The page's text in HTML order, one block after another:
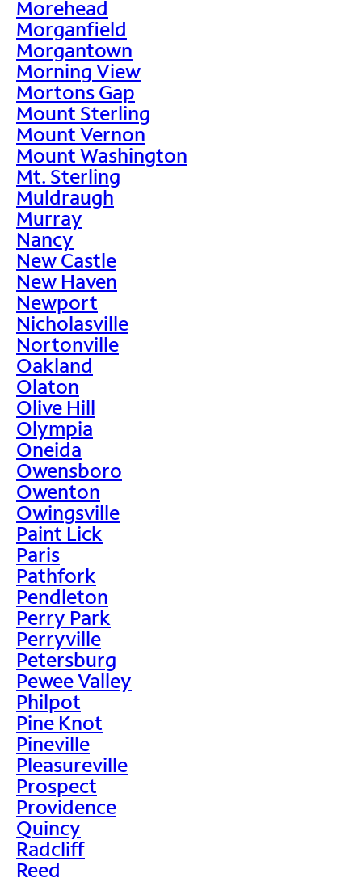
Morehead
Morganfield
Morgantown
Morning View
Mortons Gap
Mount Sterling
Mount Vernon
Mount Washington
Mt. Sterling
Muldraugh
Murray
Nancy
New Castle
New Haven
Newport
Nicholasville
Nortonville
Oakland
Olaton
Olive Hill
Olympia
Oneida
Owensboro
Owenton
Owingsville
Paint Lick
Paris
Pathfork
Pendleton
Perry Park
Perryville
Petersburg
Pewee Valley
Philpot
Pine Knot
Pineville
Pleasureville
Prospect
Providence
Quincy
Radcliff
Reed